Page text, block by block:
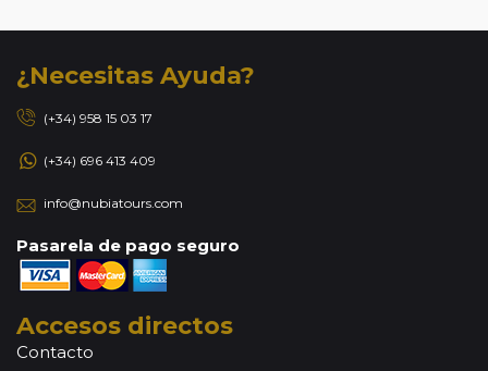
¿Necesitas Ayuda?
(+34) 958 15 03 17
(+34) 696 413 409
info@nubiatours.com
Pasarela de pago seguro
Accesos directos
Contacto